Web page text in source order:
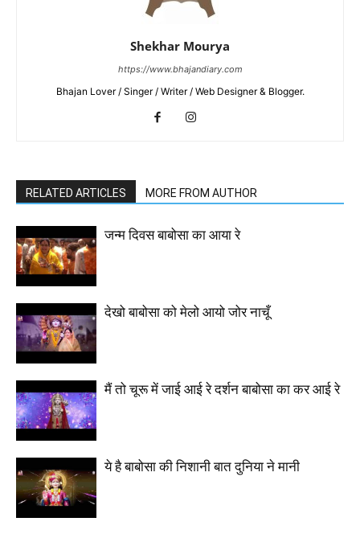
Shekhar Mourya
https://www.bhajandiary.com
Bhajan Lover / Singer / Writer / Web Designer & Blogger.
RELATED ARTICLES MORE FROM AUTHOR
जन्म दिवस बाबोसा का आया रे
देखो बाबोसा को मेलो आयो जोर नाचूँ
मैं तो चूरू में जाई आई रे दर्शन बाबोसा का कर आई रे
ये है बाबोसा की निशानी बात दुनिया ने मानी